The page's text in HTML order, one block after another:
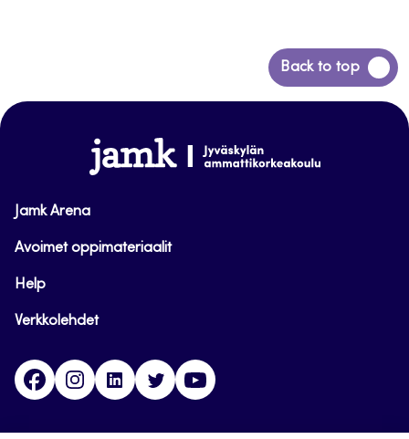
Back to top
Siirry
takaisin
www.jamk.fi
Jamk Arena
Avoimet oppimateriaalit
Help
Verkkolehdet
FacebookInstagramLinkedinTwitter